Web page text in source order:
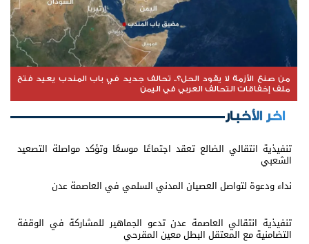
من صنع الأزمة لا يقود الحل؟.. تحالف جديد في باب المندب يعيد فتح
ملف إخفاقات التحالف العربي في اليمن
اخر الأخبار
تنفيذية انتقالي الضالع تعقد اجتماعًا موسعًا وتؤكد مواصلة التصعيد
الشعبي
نداء ودعوة لتواصل العصيان المدني السلمي في العاصمة عدن
تنفيذية انتقالي العاصمة عدن تدعو الجماهير للمشاركة في الوقفة
التضامنية مع المعتقل البطل معين المقرحي